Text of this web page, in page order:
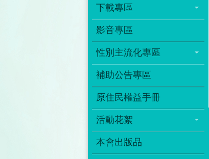
下載專區
影音專區
性別主流化專區
補助公告專區
原住民權益手冊
活動花絮
本會出版品